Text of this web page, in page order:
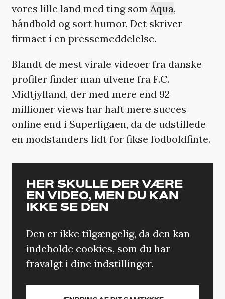
vores lille land med ting som Aqua,
håndbold og sort humor. Det skriver
firmaet i en pressemeddelelse.
Blandt de mest virale videoer fra danske
profiler finder man ulvene fra F.C.
Midtjylland, der med mere end 92
millioner views har haft mere succes
online end i Superligaen, da de udstillede
en modstanders lidt for fikse fodboldfinte.
HER SKULLE DER VÆRE
EN VIDEO, MEN DU KAN
IKKE SE DEN
Den er ikke tilgængelig, da den kan
indeholde cookies, som du har
fravalgt i dine indstillinger.